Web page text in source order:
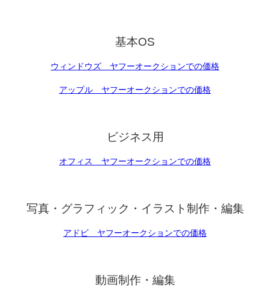
基本OS
ウィンドウズ ヤフーオークションでの価格
アップル ヤフーオークションでの価格
ビジネス用
オフィス ヤフーオークションでの価格
写真・グラフィック・イラスト制作・編集
アドビ ヤフーオークションでの価格
動画制作・編集